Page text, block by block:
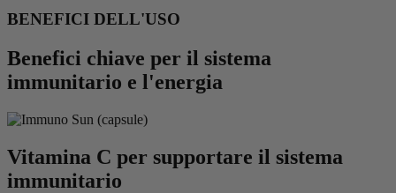
BENEFICI DELL'USO
Benefici chiave per il sistema
immunitario e l'energia
Vitamina C per supportare il sistema
immunitario